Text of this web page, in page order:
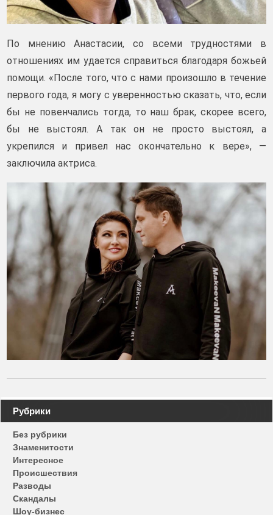
По мнению Анастасии, со всеми трудностями в
отношениях им удается справиться благодаря божьей
помощи. «После того, что с нами произошло в течение
первого года, я могу с уверенностью сказать, что, если
бы не повенчались тогда, то наш брак, скорее всего,
бы не выстоял. А так он не просто выстоял, а
укрепился и привел нас окончательно к вере», —
заключила актриса.
Навигация
по
записям
Рубрики
Без рубрики
Знаменитости
Интересное
Происшествия
Разводы
Скандалы
Шоу-бизнес